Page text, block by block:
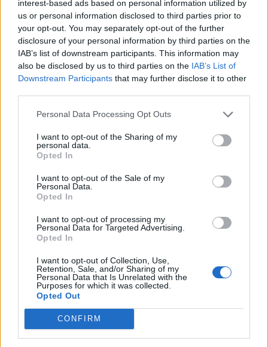
interest-based ads based on personal information utilized by
us or personal information disclosed to third parties prior to
your opt-out. You may separately opt-out of the further
disclosure of your personal information by third parties on the
IAB’s list of downstream participants. This information may
also be disclosed by us to third parties on the IAB’s List of
Downstream Participants that may further disclose it to other
Personal Data Processing Opt Outs
I want to opt-out of the Sharing of my
personal data.
Opted In
I want to opt-out of the Sale of my
Personal Data.
Opted In
I want to opt-out of processing my
Personal Data for Targeted Advertising.
Opted In
I want to opt-out of Collection, Use,
Retention, Sale, and/or Sharing of my
Personal Data that Is Unrelated with the
Purposes for which it was collected.
Opted Out
CONFIRM